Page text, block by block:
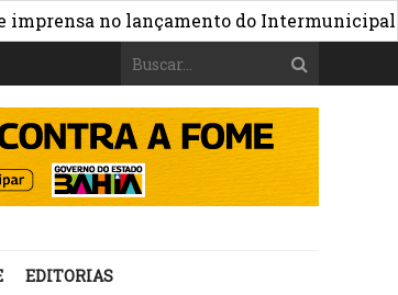
no lançamento do Intermunicipal 2026 »
EDITORIAS